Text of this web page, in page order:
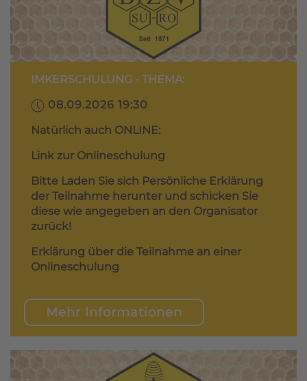
IMKERSCHULUNG - THEMA:
08.09.2026 19:30
Natürlich auch ONLINE:
Link zur Onlineschulung
Bitte Laden Sie sich Persönliche Erklärung
der Teilnahme herunter und schicken Sie
diese wie angegeben an den Organisator
zurück!
Erklärung über die Teilnahme an einer
Onlineschulung
Mehr Informationen